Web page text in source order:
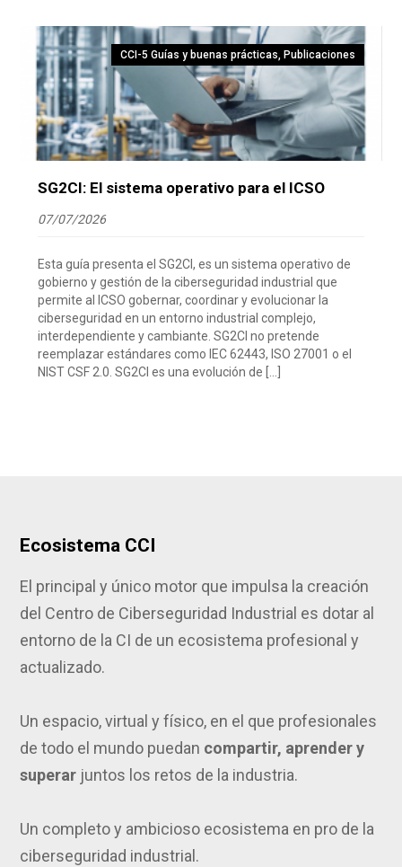
CCI-5 Guías y buenas prácticas, Publicaciones
SG2CI: El sistema operativo para el ICSO
07/07/2026
Esta guía presenta el SG2CI, es un sistema operativo de
gobierno y gestión de la ciberseguridad industrial que
permite al ICSO gobernar, coordinar y evolucionar la
ciberseguridad en un entorno industrial complejo,
interdependiente y cambiante. SG2CI no pretende
reemplazar estándares como IEC 62443, ISO 27001 o el
NIST CSF 2.0. SG2CI es una evolución de […]
Ecosistema CCI
El principal y único motor que impulsa la creación
del Centro de Ciberseguridad Industrial es dotar al
entorno de la CI de un ecosistema profesional y
actualizado.
Un espacio, virtual y físico, en el que profesionales
de todo el mundo puedan compartir, aprender y
superar juntos los retos de la industria.
Un completo y ambicioso ecosistema en pro de la
ciberseguridad industrial.